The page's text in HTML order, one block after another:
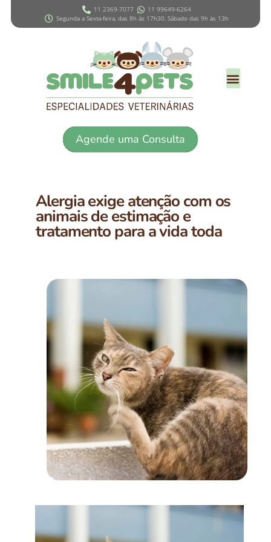
11 2369-7077
11 99649-6264
Segunda a Sexta-feira, das 8h às 17h30. Sábado das 9h às 13h
Agende uma Consulta
Alergia exige atenção com os
animais de estimação e
tratamento para a vida toda